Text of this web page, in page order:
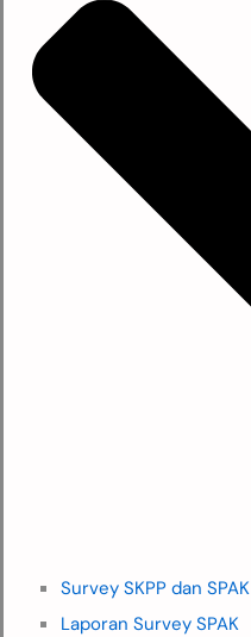
Survey SKPP dan SPAK
Laporan Survey SPAK